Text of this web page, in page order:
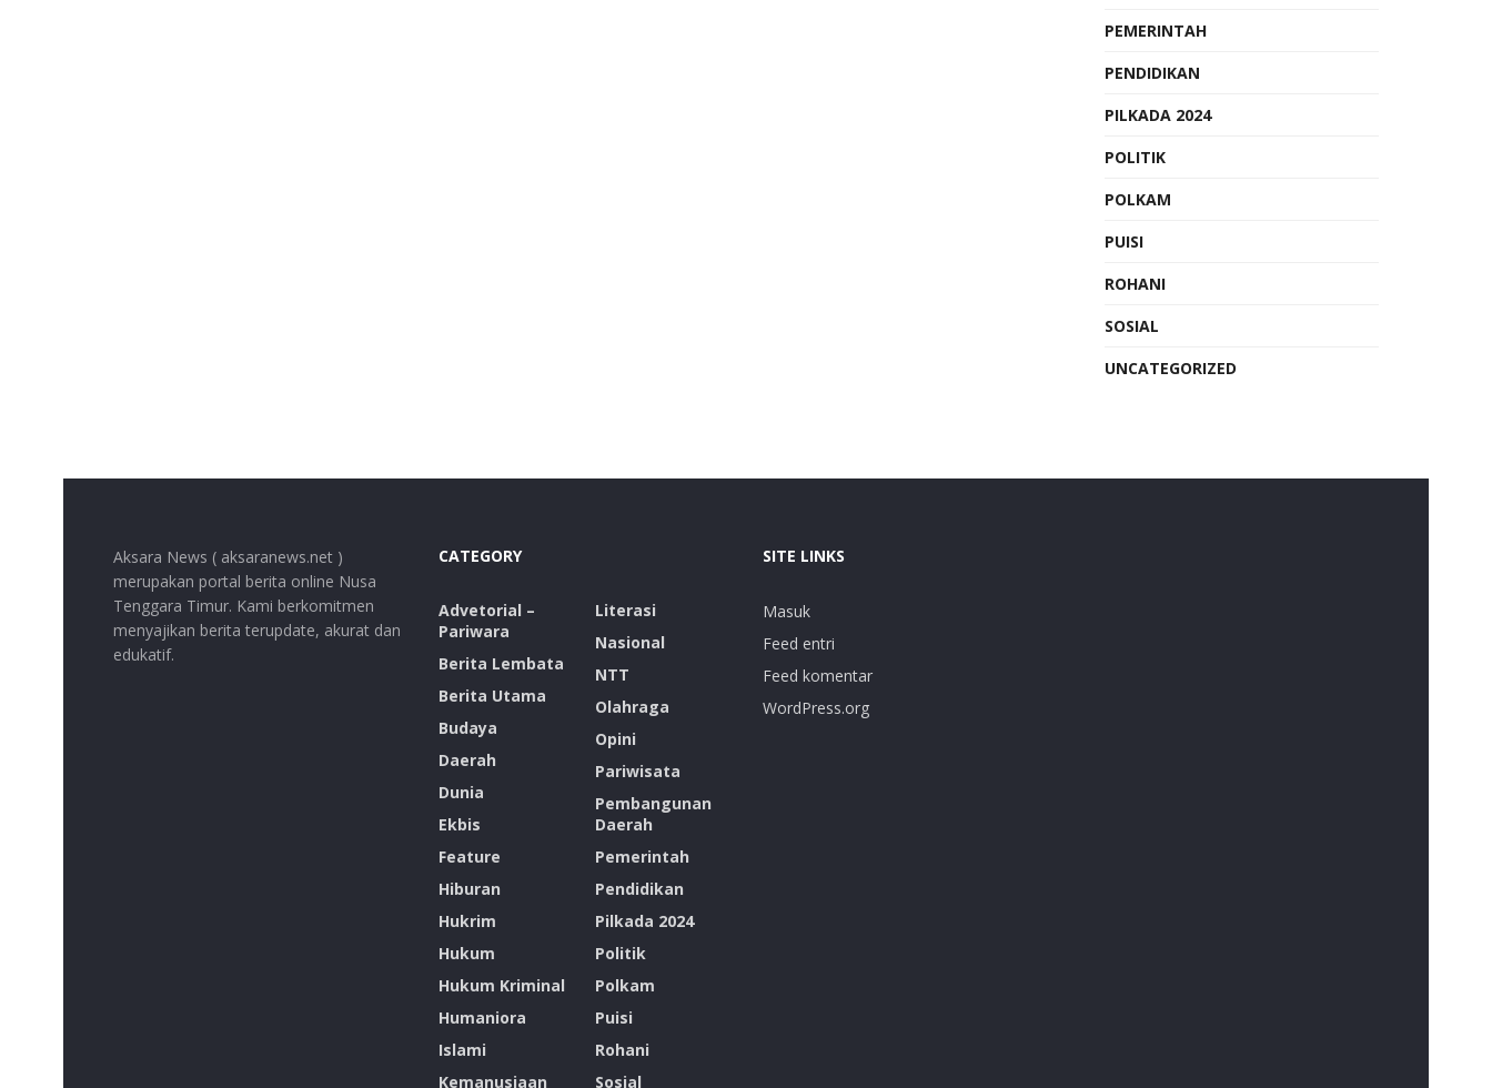
PEMERINTAH
PENDIDIKAN
PILKADA 2024
POLITIK
POLKAM
PUISI
ROHANI
SOSIAL
UNCATEGORIZED
Aksara News ( aksaranews.net )
merupakan portal berita online Nusa
Tenggara Timur. Kami berkomitmen
menyajikan berita terupdate, akurat dan
edukatif.
CATEGORY
Advetorial –
Pariwara
Berita Lembata
Berita Utama
Budaya
Daerah
Dunia
Ekbis
Feature
Hiburan
Hukrim
Hukum
Hukum Kriminal
Humaniora
Islami
Kemanusiaan
Literasi
Nasional
NTT
Olahraga
Opini
Pariwisata
Pembangunan
Daerah
Pemerintah
Pendidikan
Pilkada 2024
Politik
Polkam
Puisi
Rohani
Sosial
SITE LINKS
Masuk
Feed entri
Feed komentar
WordPress.org